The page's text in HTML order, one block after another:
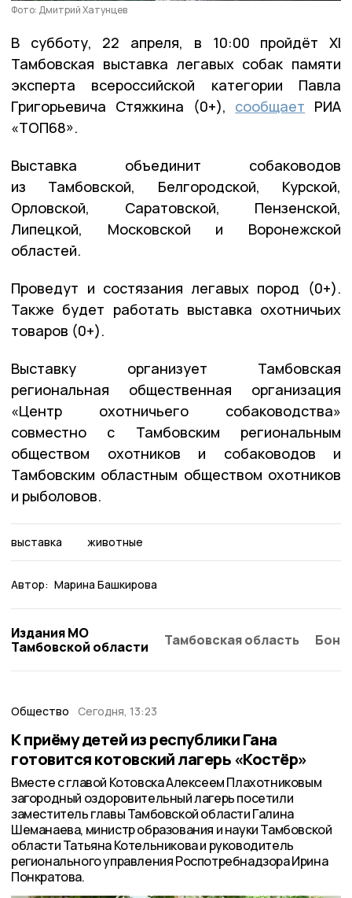
Фото: Дмитрий Хатунцев
В субботу, 22 апреля, в 10:00 пройдёт XI
Тамбовская выставка легавых собак памяти
эксперта всероссийской категории Павла
Григорьевича Стяжкина (0+), сообщает РИА
«ТОП68».
Выставка объединит собаководов
из Тамбовской, Белгородской, Курской,
Орловской, Саратовской, Пензенской,
Липецкой, Московской и Воронежской
областей.
Проведут и состязания легавых пород (0+).
Также будет работать выставка охотничьих
товаров (0+).
Выставку организует Тамбовская
региональная общественная организация
«Центр охотничьего собаководства»
совместно с Тамбовским региональным
обществом охотников и собаководов и
Тамбовским областным обществом охотников
и рыболовов.
выставка животные
Автор: Марина Башкирова
Издания МО
Тамбовской области
Тамбовская область
Общество Сегодня, 13:23
К приёму детей из республики Гана
готовится котовский лагерь «Костёр»
Вместе с главой Котовска Алексеем Плахотниковым
загородный оздоровительный лагерь посетили
заместитель главы Тамбовской области Галина
Шеманаева, министр образования и науки Тамбовской
области Татьяна Котельникова и руководитель
регионального управления Роспотребнадзора Ирина
Понкратова.